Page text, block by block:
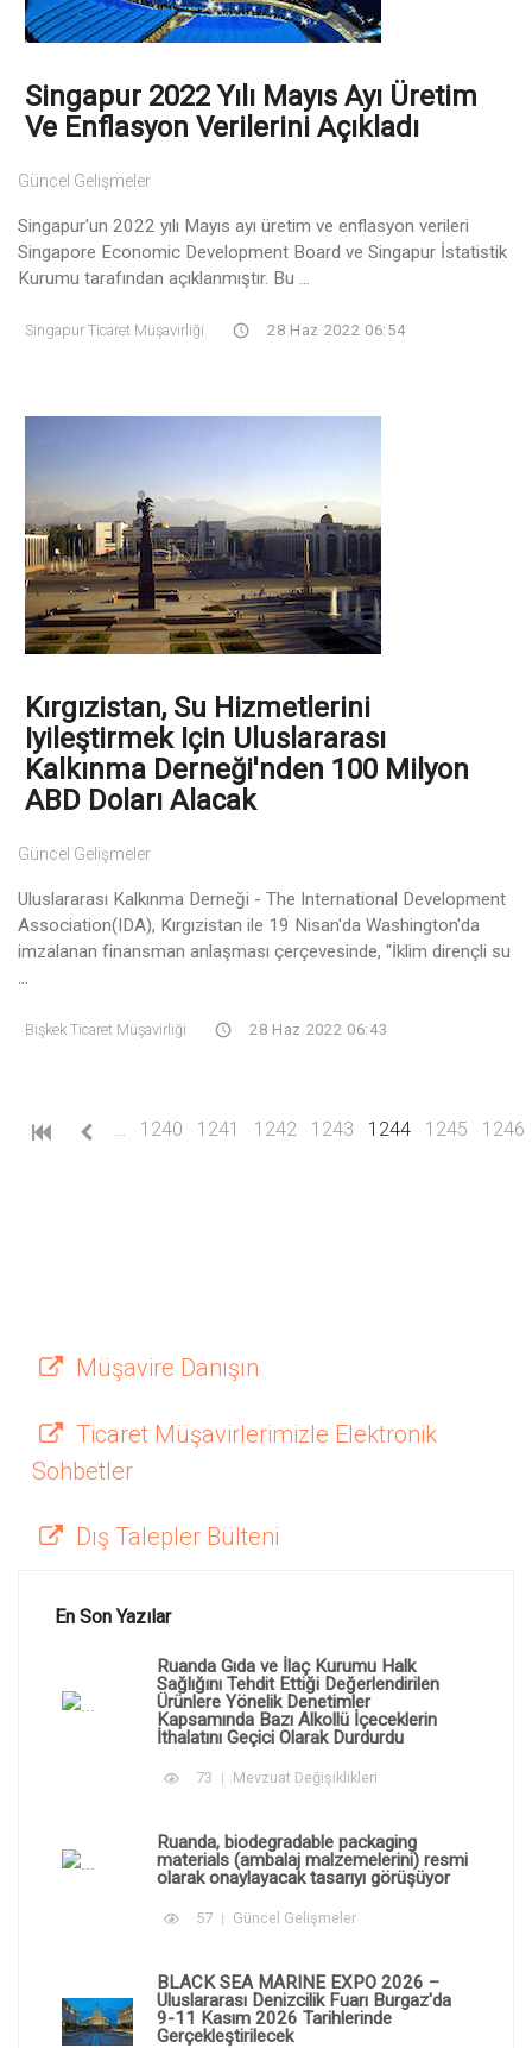
Singapur 2022 Yılı Mayıs Ayı Üretim
Ve Enflasyon Verilerini Açıkladı
Güncel Gelişmeler
Singapur'un 2022 yılı Mayıs ayı üretim ve enflasyon verileri
Singapore Economic Development Board ve Singapur İstatistik
Kurumu tarafından açıklanmıştır. Bu ...
Singapur Ticaret Müşavirliği 28 Haz 2022 06:54
Kırgızistan, Su Hizmetlerini
Iyileştirmek Için Uluslararası
Kalkınma Derneği'nden 100 Milyon
ABD Doları Alacak
Güncel Gelişmeler
Uluslararası Kalkınma Derneği - The International Development
Association(IDA), Kırgızistan ile 19 Nisan'da Washington'da
imzalanan finansman anlaşması çerçevesinde, "İklim dirençli su
Bişkek Ticaret Müşavirliği 28 Haz 2022 06:43
1240 1241 1242 1243 1244(current)
1245 1246
Müşavire Danışın
Ticaret Müşavirlerimizle Elektronik
Sohbetler
Dış Talepler Bülteni
En Son Yazılar
Ruanda Gıda ve İlaç Kurumu Halk
Sağlığını Tehdit Ettiği Değerlendirilen
Ürünlere Yönelik Denetimler
Kapsamında Bazı Alkollü İçeceklerin
İthalatını Geçici Olarak Durdurdu
73 Mevzuat Değişiklikleri
Ruanda, biodegradable packaging
materials (ambalaj malzemelerini) resmi
olarak onaylayacak tasarıyı görüşüyor
57 Güncel Gelişmeler
BLACK SEA MARINE EXPO 2026 –
Uluslararası Denizcilik Fuarı Burgaz'da
9-11 Kasım 2026 Tarihlerinde
Gerçekleştirilecek